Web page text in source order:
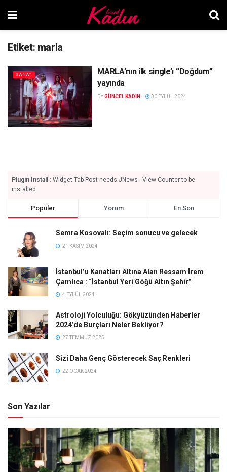
Etiket: marla
SANAT
MARLA’nın ilk single’ı “Doğdum”
yayında
BYGÜNCEL KADIN 30 EYLÜL 2024
Plugin Install
: Widget Tab Post needs JNews - View Counter to be
installed
Popüler Yorum En Son
Semra Kosovalı: Seçim sonucu ve gelecek
21 KASIM 2024
İstanbul’u Kanatları Altına Alan Ressam İrem
Çamlıca : “İstanbul Yeri Göğü Altın Şehir”
4 EYLÜL 2024
Astroloji Yolculuğu: Gökyüzünden Haberler
2024’de Burçları Neler Bekliyor?
27 TEMMUZ 2025
Sizi Daha Genç Gösterecek Saç Renkleri
22 OCAK 2024
Son Yazılar